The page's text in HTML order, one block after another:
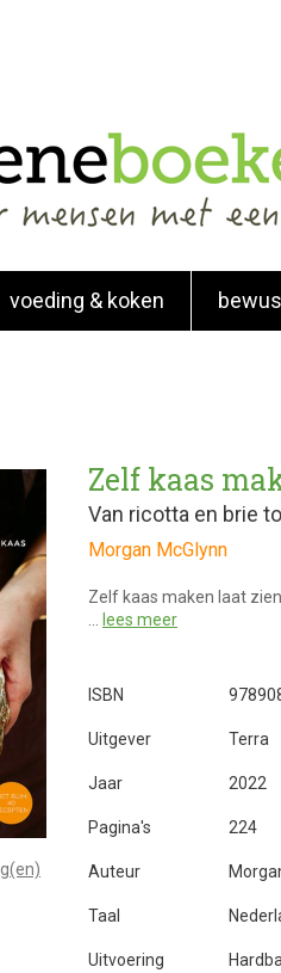
voeding & koken
Zelf kaas
Van ricotta en brie
Morgan McGlynn
Zelf kaas maken laat
lees meer
ISBN
Uitgever Terra
Jaar 2022
Pagina's 224
Auteur
Taal
Uitvoering